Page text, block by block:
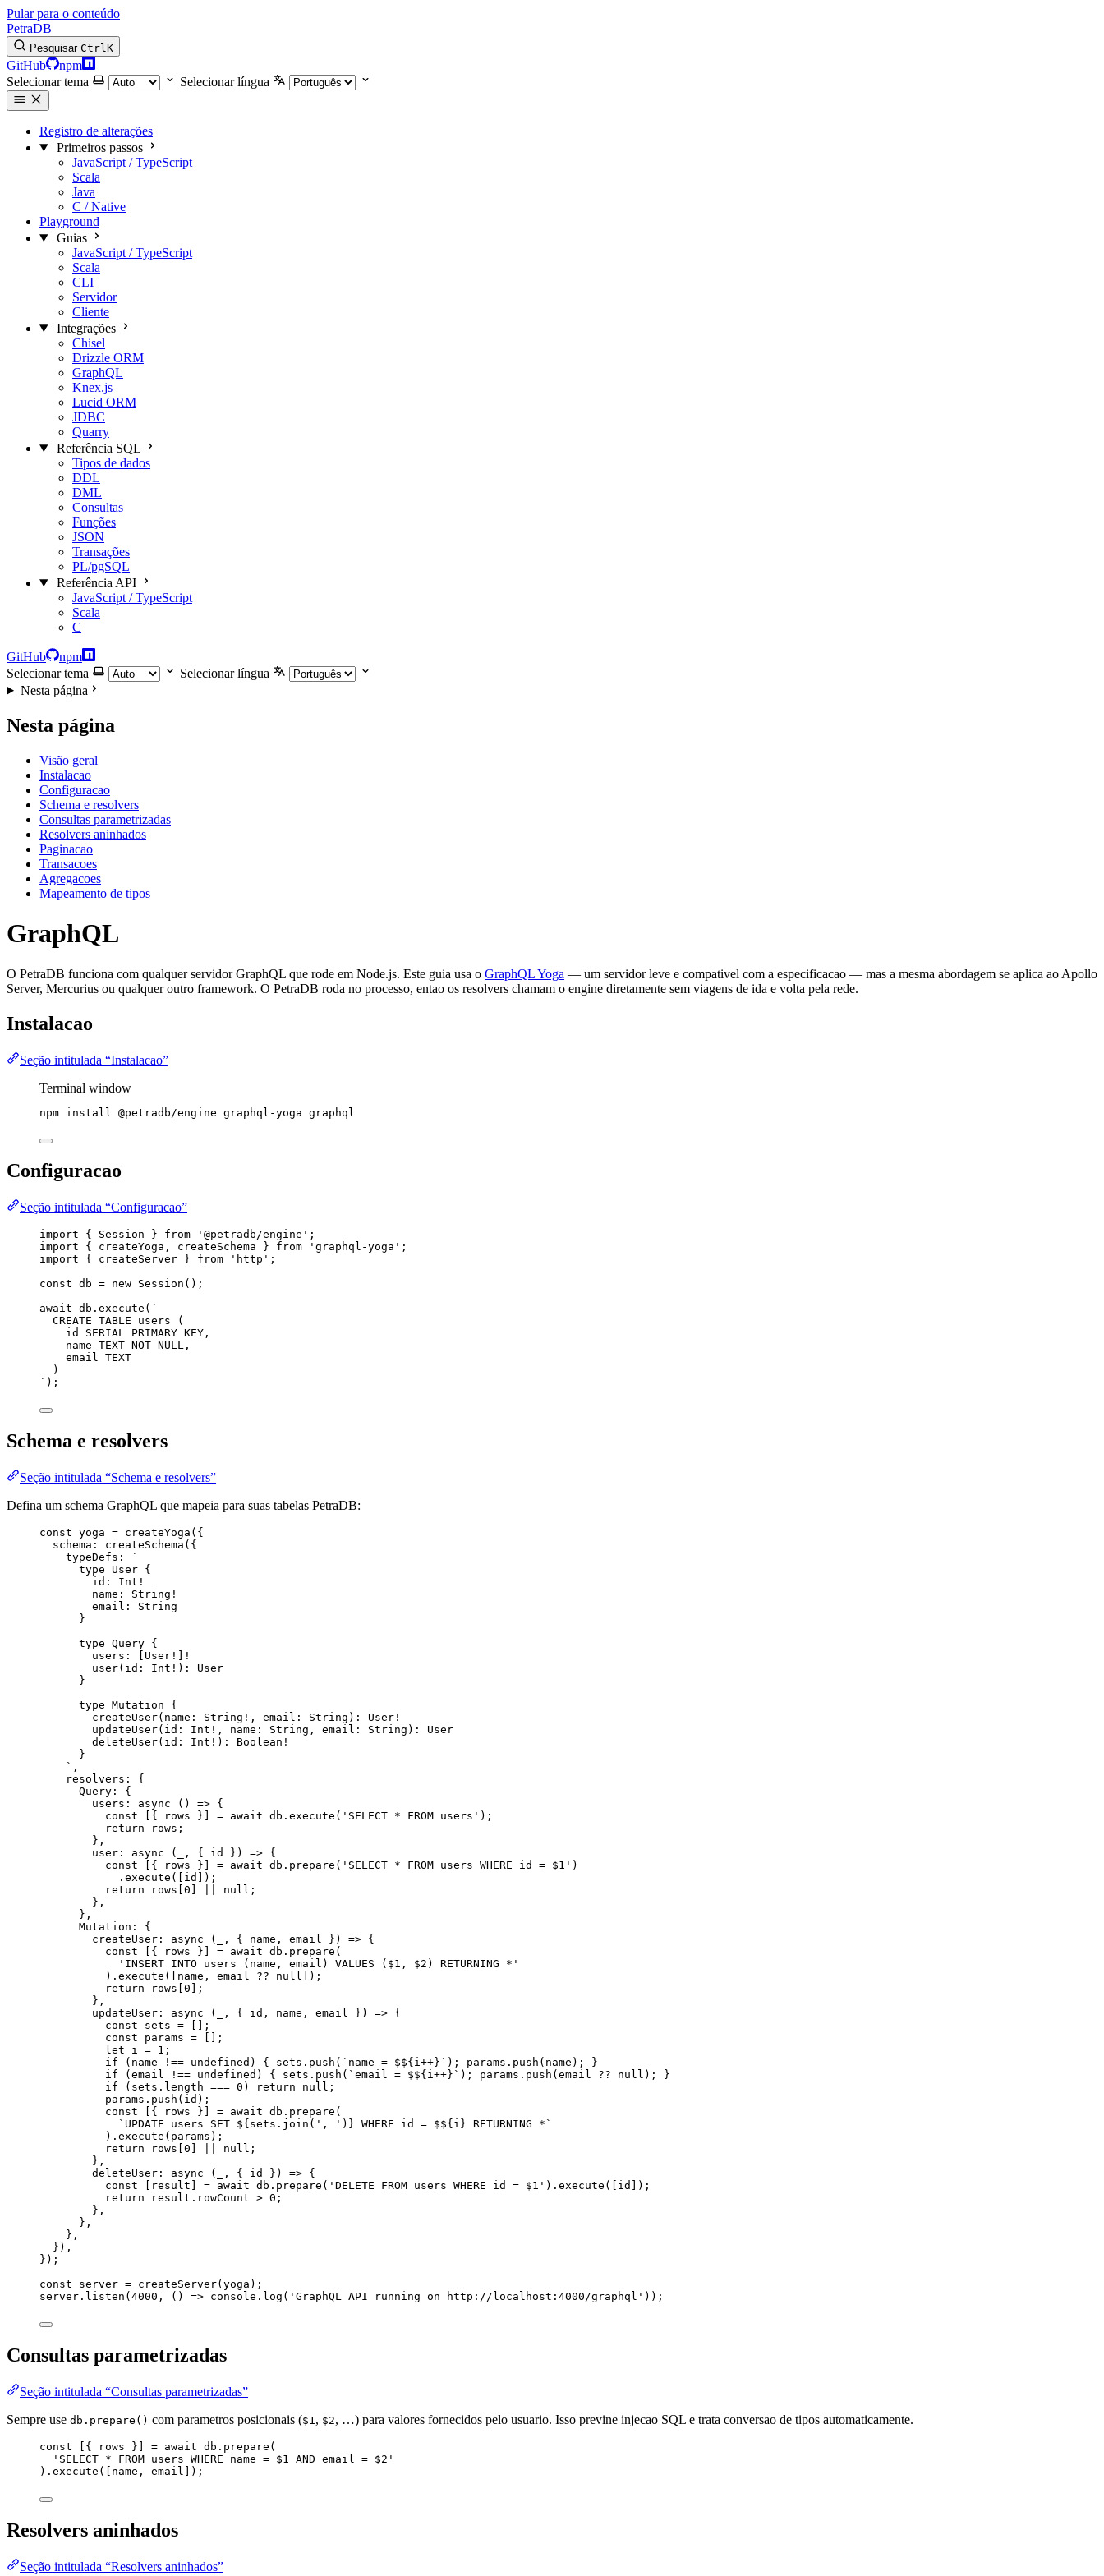
Pular para o conteúdo
PetraDB
Pesquisar CtrlK
GitHub
npm
Selecionar tema
Selecionar língua
Registro de alterações
Primeiros passos
JavaScript / TypeScript
Scala
Java
C / Native
Playground
Guias
JavaScript / TypeScript
Scala
CLI
Servidor
Cliente
Integrações
Chisel
Drizzle ORM
GraphQL
Knex.js
Lucid ORM
JDBC
Quarry
Referência SQL
Tipos de dados
DDL
DML
Consultas
Funções
JSON
Transações
PL/pgSQL
Referência API
JavaScript / TypeScript
Scala
C
GitHub
npm
Selecionar tema
Selecionar língua
Nesta página
Nesta página
Visão geral
Instalacao
Configuracao
Schema e resolvers
Consultas parametrizadas
Resolvers aninhados
Paginacao
Transacoes
Agregacoes
Mapeamento de tipos
GraphQL
O PetraDB funciona com qualquer servidor GraphQL que rode em Node.js. Este guia usa o GraphQL Yoga — um servidor leve e compativel com a especificacao — mas a mesma abordagem se aplica ao Apollo
Server, Mercurius ou qualquer outro framework. O PetraDB roda no processo, entao os resolvers chamam o engine diretamente sem viagens de ida e volta pela rede.
Instalacao
Seção intitulada “Instalacao”
Terminal window
npm install @petradb/engine graphql-yoga graphql
Configuracao
Seção intitulada “Configuracao”
import { Session } from ' @petradb/engine ' ;
import { createYoga, createSchema } from ' graphql-yoga ' ;
import { createServer } from ' http ' ;
const db = new Session ();
await db . execute ( `
CREATE TABLE users (
id SERIAL PRIMARY KEY,
name TEXT NOT NULL,
email TEXT
)
` );
Schema e resolvers
Seção intitulada “Schema e resolvers”
Defina um schema GraphQL que mapeia para suas tabelas PetraDB:
const yoga = createYoga ( {
schema: createSchema ( {
typeDefs:
`
type User {
id: Int!
name: String!
email: String
}
type Query {
users: [User!]!
user(id: Int!): User
}
type Mutation {
createUser(name: String!, email: String): User!
updateUser(id: Int!, name: String, email: String): User
deleteUser(id: Int!): Boolean!
}
` ,
resolvers: {
Query: {
users : async ()
=> {
const [{
rows }] = await db . execute ( ' SELECT * FROM users ' ) ;
return
rows ;
},
user : async ( , { id } )
=> {
const [{
rows }] = await db . prepare ( ' SELECT * FROM users WHERE id = $1 ' )
. execute ([ id ]) ;
return
rows 0 null ;
},
},
Mutation: {
createUser : async ( , { name , email } )
=> {
const [{
rows }] = await db . prepare (
' INSERT INTO users (name, email) VALUES ($1, $2) RETURNING * '
) . execute ([ name , email ?? null ]) ;
return
rows 0
;
},
updateUser : async ( , { id , name , email } )
=> {
const sets =
;
const params =
;
let i = 1 ;
if
( name !== undefined ) { sets . push ( ` name = $${ i++} ` ) ; params . push ( name ) ; }
if
( email !== undefined ) { sets . push ( ` email = $${ i++} ` ) ; params . push ( email ?? null ) ; }
if
( sets . length === 0 ) return null ;
params . push ( id ) ;
const [{
rows }] = await db . prepare (
` UPDATE users SET ${ sets . join ( ' , ' ) } WHERE id = $${ i } RETURNING * `
) . execute ( params ) ;
return
rows 0 null ;
},
deleteUser : async ( , { id } )
=> {
const [
result ] = await db . prepare ( ' DELETE FROM users WHERE id = $1 ' ) . execute ([ id ]) ;
return
result . rowCount > 0 ;
},
},
},
} ) ,
} );
const server = createServer( yoga );
server . listen ( 4000 , () => console . log ( ' GraphQL API running on http://localhost:4000/graphql ' ));
Consultas parametrizadas
Seção intitulada “Consultas parametrizadas”
Sempre use db.prepare() com parametros posicionais ($1 , $2, …) para valores fornecidos pelo usuario. Isso previne injecao SQL e trata conversao de tipos automaticamente.
const [{ rows }] = await db . prepare (
' SELECT * FROM users WHERE name = $1 AND email = $2 '
) . execute ([ name , email ]);
Resolvers aninhados
Seção intitulada “Resolvers aninhados”